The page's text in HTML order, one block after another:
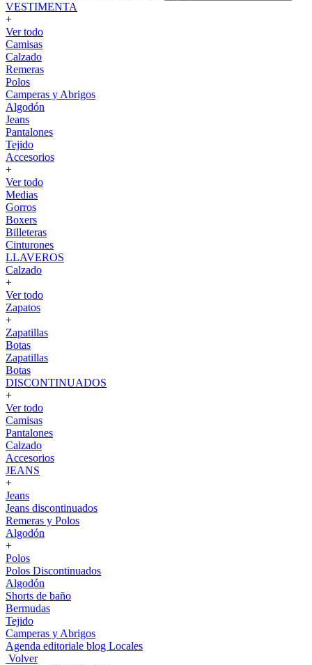
VESTIMENTA
+
Ver todo
Camisas
Calzado
Remeras
Polos
Camperas y Abrigos
Algodón
Jeans
Pantalones
Tejido
Accesorios
+
Ver todo
Medias
Gorros
Boxers
Billeteras
Cinturones
LLAVEROS
Calzado
+
Ver todo
Zapatos
+
Zapatillas
Botas
Zapatillas
Botas
DISCONTINUADOS
+
Ver todo
Camisas
Pantalones
Calzado
Accesorios
JEANS
+
Jeans
Jeans discontinuados
Remeras y Polos
Algodón
+
Polos
Polos Discontinuados
Algodón
Shorts de baño
Bermudas
Tejido
Camperas y Abrigos
Agenda editoriale blog Locales
Volver